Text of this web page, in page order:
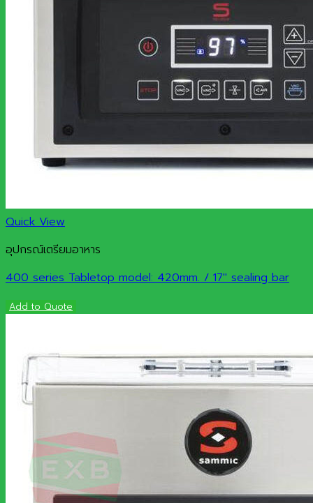
Quick View
อุปกรณ์เตรียมอาหาร
400 series Tabletop model: 420mm. / 17″ sealing bar
Add to Quote